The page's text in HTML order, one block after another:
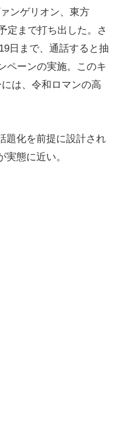
ンゲリオン、東方
定まで打ち出した。さ
日まで、通話すると抽
ペーンの実施。このキ
は、令和ロマンの高
題化を前提に設計され
態に近い。